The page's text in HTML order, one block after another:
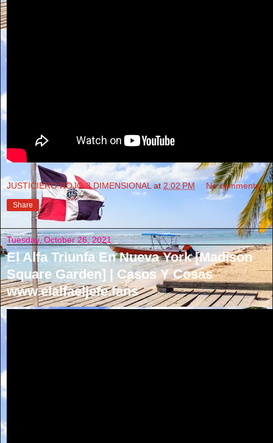
JUSTICIERO ROJO 3 DIMENSIONAL at2:02 PM No comments:
Share
Tuesday, October 26, 2021
El Alfa Triunfa En Nueva York [Madison
Square Garden] | Casos Y Cosas
www.elalfaeljefe.fans